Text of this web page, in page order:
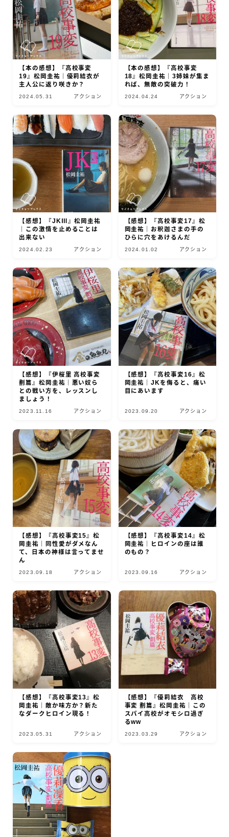
【本の感想】『高校事変
19』松岡圭祐｜優莉結衣が
主人公に返り咲きか？
2024.05.31 アクション
【本の感想】『高校事変
18』松岡圭祐｜3姉妹が集ま
れば、無敵の突破力！
2024.04.24 アクション
【感想】『JKⅢ』松岡圭祐
｜この激情を止めることは
出来ない
2024.02.23 アクション
【感想】『高校事変17』松
岡圭祐｜お釈迦さまの手の
ひらに穴をあけるんだ
2024.01.02 アクション
【感想】『伊桜里 高校事変
劃篇』松岡圭祐｜悪い奴ら
との戦い方を、レッスンし
ましょう！
2023.11.16 アクション
【感想】『高校事変16』松
岡圭祐｜JKを侮ると、痛い
目にあいます
2023.09.20 アクション
【感想】『高校事変15』松
岡圭祐｜同性愛がダメなん
て、日本の神様は言ってませ
ん
2023.09.18 アクション
【感想】『高校事変14』松
岡圭祐｜ヒロインの座は誰
のもの？
2023.09.16 アクション
【感想】『高校事変13』松
岡圭祐｜敵か味方か？新た
なダークヒロイン現る！
2023.05.31 アクション
【感想】『優莉結衣 高校
事変 劃篇』松岡圭祐｜この
スパイ高校がオモシロ過ぎ
るww
2023.03.29 アクション